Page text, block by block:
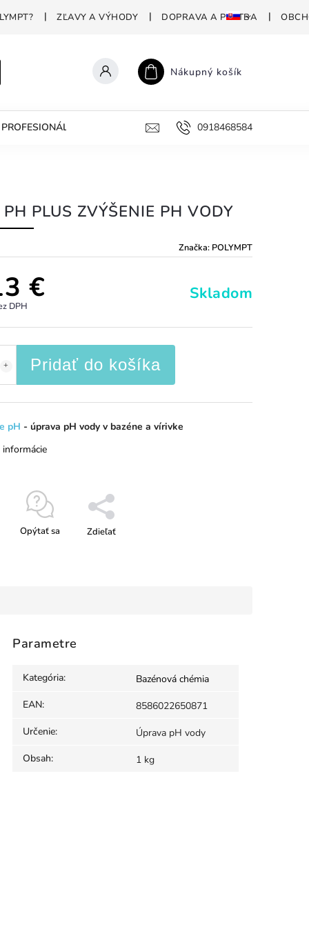
ZĽAVY A VÝHODY DOPRAVA A PLATBA
Nákupný košík
PROFESIONÁLNA DEZINFEKCIA PREČO POLYMPT?
0918468584
PLUS ZVÝŠENIE PH VODY
Značka: POLYMPT
€
DPH
Skladom
Pridať do košíka
pH - úprava pH vody v bazéne a vírivke
Opýtať sa Zdieľať
Parametre
Kategória:
Bazénová chémia
EAN:
8586022650871
Určenie:
Úprava pH vody
Obsah: 1 kg